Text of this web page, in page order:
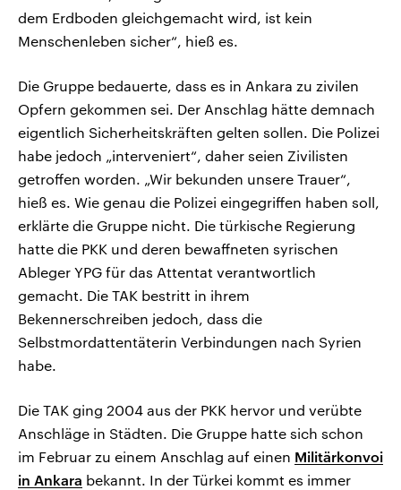
dem Erdboden gleichgemacht wird, ist kein
Menschenleben sicher“, hieß es.
Die Gruppe bedauerte, dass es in Ankara zu zivilen
Opfern gekommen sei. Der Anschlag hätte demnach
eigentlich Sicherheitskräften gelten sollen. Die Polizei
habe jedoch „interveniert“, daher seien Zivilisten
getroffen worden. „Wir bekunden unsere Trauer“,
hieß es. Wie genau die Polizei eingegriffen haben soll,
erklärte die Gruppe nicht. Die türkische Regierung
hatte die PKK und deren bewaffneten syrischen
Ableger YPG für das Attentat verantwortlich
gemacht. Die TAK bestritt in ihrem
Bekennerschreiben jedoch, dass die
Selbstmordattentäterin Verbindungen nach Syrien
habe.
Die TAK ging 2004 aus der PKK hervor und verübte
Anschläge in Städten. Die Gruppe hatte sich schon
im Februar zu einem Anschlag auf einen Militärkonvoi
in Ankara bekannt. In der Türkei kommt es immer